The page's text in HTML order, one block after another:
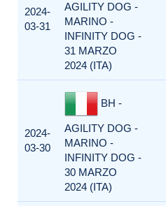
2024-
03-31
AGILITY DOG -
MARINO -
INFINITY DOG -
31 MARZO
2024 (ITA)
2024-
03-30
BH -
AGILITY DOG -
MARINO -
INFINITY DOG -
30 MARZO
2024 (ITA)